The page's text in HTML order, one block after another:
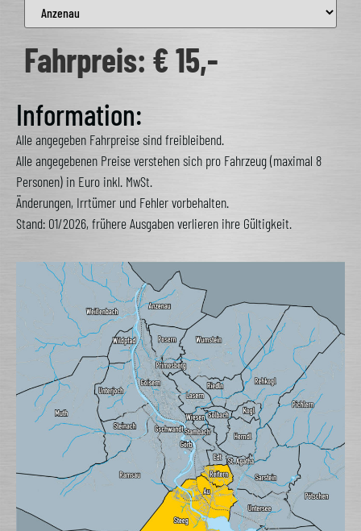
Fahr­preis: € 15,-
Alternative:
Information:
Alle angegeben Fahrpreise sind freibleibend.
Alle angegebenen Preise verstehen sich pro Fahrzeug (maximal 8
Personen) in Euro inkl. MwSt.
Änderungen, Irrtümer und Fehler vorbehalten.
Stand: 01/2026, frühere Ausgaben verlieren ihre Gültigkeit.